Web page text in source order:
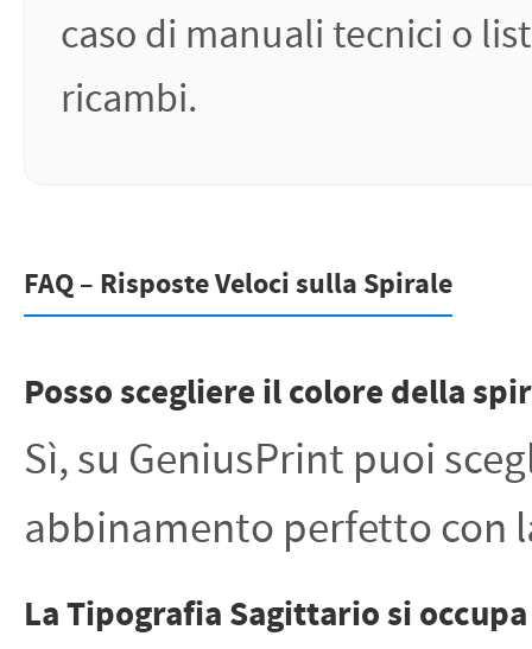
caso di manuali tecnici o
ricambi.
FAQ – Risposte Veloci sulla Spirale
Posso scegliere il colore della
Sì, su GeniusPrint puoi
abbinamento perfetto con
La Tipografia Sagittario si